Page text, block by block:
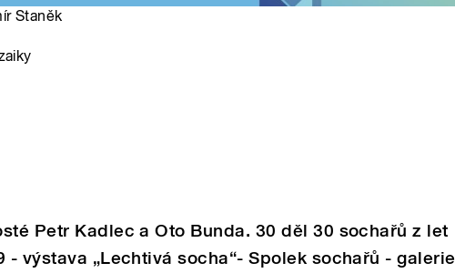
Staněk
Petr Kadlec a Oto Bunda. 30 děl 30 sochařů z let
- výstava „Lechtivá socha“- Spolek sochařů - galerie